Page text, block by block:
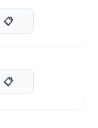
📋
📋